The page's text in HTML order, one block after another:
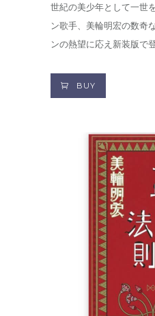
世紀の美少年として一世
ン歌手、美輪明宏の数奇
ンの熱望に応え新装版で登
BUY